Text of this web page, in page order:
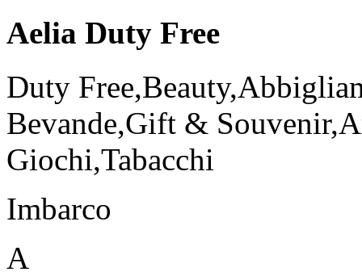
Aelia Duty Free
Duty
Bevande,Gift &
Giochi,Tabacchi
Imbarco
A